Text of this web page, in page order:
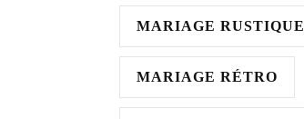
MARIAGE RUSTIQUE
MARIAGE RÉTRO